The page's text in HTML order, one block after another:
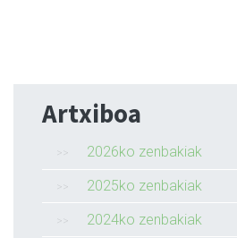
Artxiboa
2026ko zenbakiak
2025ko zenbakiak
2024ko zenbakiak